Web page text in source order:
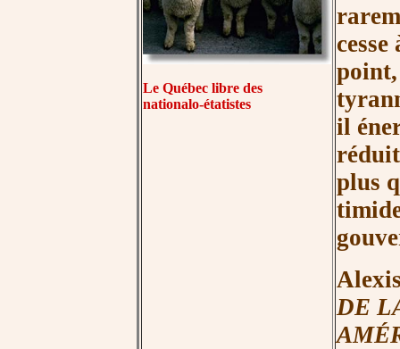
Le Québec libre des
nationalo-étatistes
il
plus
DE